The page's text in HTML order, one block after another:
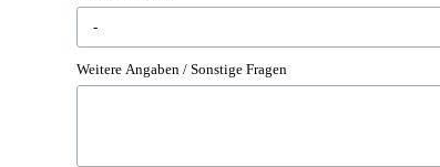
Weitere Angaben / Sonstige Fragen